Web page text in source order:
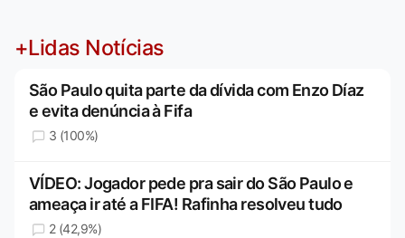
+Lidas Notícias
São Paulo quita parte da dívida com Enzo Díaz
e evita denúncia à Fifa
3 (100%)
VÍDEO: Jogador pede pra sair do São Paulo e
ameaça ir até a FIFA! Rafinha resolveu tudo
2 (42,9%)